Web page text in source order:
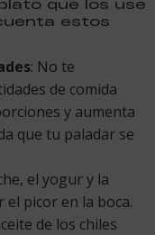
que los use
estos
: No te
de comida
y aumenta
que tu paladar se
el yogur y la
el picor en la boca.
de los chiles